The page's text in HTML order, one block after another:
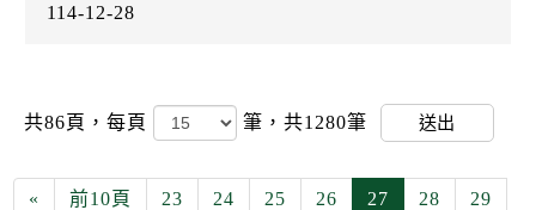
114-12-28
共86頁， 每頁 筆，共1280筆 送出
« 前10頁 23 24 25 26 27 28 29